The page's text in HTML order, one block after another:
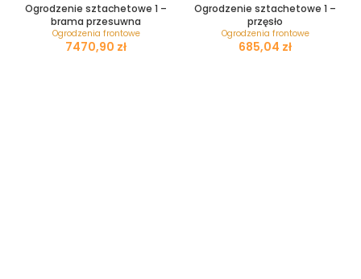
Ogrodzenie sztachetowe 1 –
brama przesuwna
Ogrodzenia frontowe
zł
Ogrodzenie sztachetowe 1 –
przęsło
Ogrodzenia frontowe
zł